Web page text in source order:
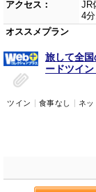
アクセス：
JR
4
オススメプラン
旅して全
ードツイ
ツイン 食事なし ネッ